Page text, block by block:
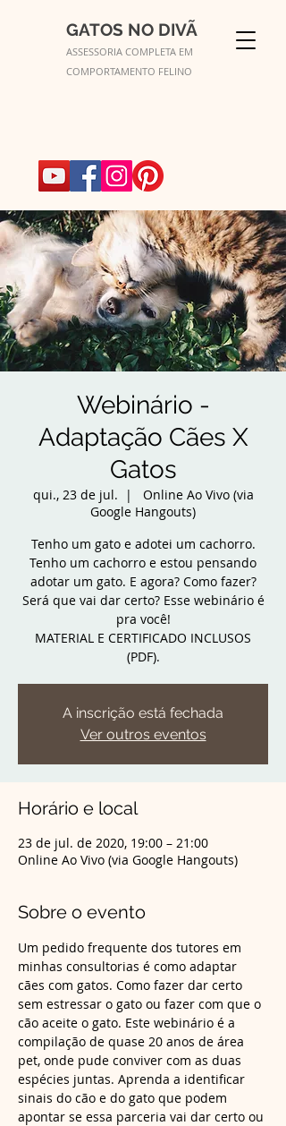
GATOS NO DIVÃ
ASSESSORIA COMPLETA EM
COMPORTAMENTO FELINO
Webinário -
Adaptação Cães X
Gatos
qui., 23 de jul.
  |
Online Ao Vivo (via
Google Hangouts)
Tenho um gato e adotei um cachorro.
Tenho um cachorro e estou pensando
adotar um gato. E agora? Como fazer?
Será que vai dar certo? Esse webinário é
pra você!
MATERIAL E CERTIFICADO INCLUSOS
(PDF).
A inscrição está fechada
Ver outros eventos
Horário e local
23 de jul. de 2020, 19:00 – 21:00
Online Ao Vivo (via Google Hangouts)
Sobre o evento
Um pedido frequente dos tutores em
minhas consultorias é como adaptar
cães com gatos. Como fazer dar certo
sem estressar o gato ou fazer com que o
cão aceite o gato. Este webinário é a
compilação de quase 20 anos de área
pet, onde pude conviver com as duas
espécies juntas. Aprenda a identificar
sinais do cão e do gato que podem
apontar se essa parceria vai dar certo ou